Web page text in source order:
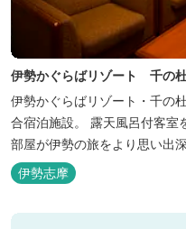
伊勢かぐらばリゾート 千の
伊勢かぐらばリゾート・千の
合宿泊施設。 露天風呂付客室
部屋が伊勢の旅をより思い出
な敷地内にはテニスコート、
ウォータースライダーを有す
伊勢志摩